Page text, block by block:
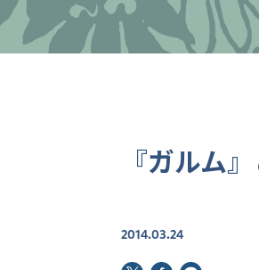
『ガルム
2014.03.24